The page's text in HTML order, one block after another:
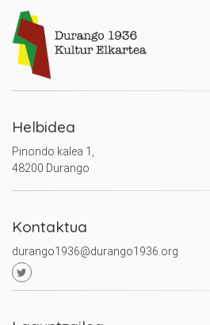
Helbidea
Pinondo kalea 1,
48200 Durango
Kontaktua
durango1936@durango1936.org